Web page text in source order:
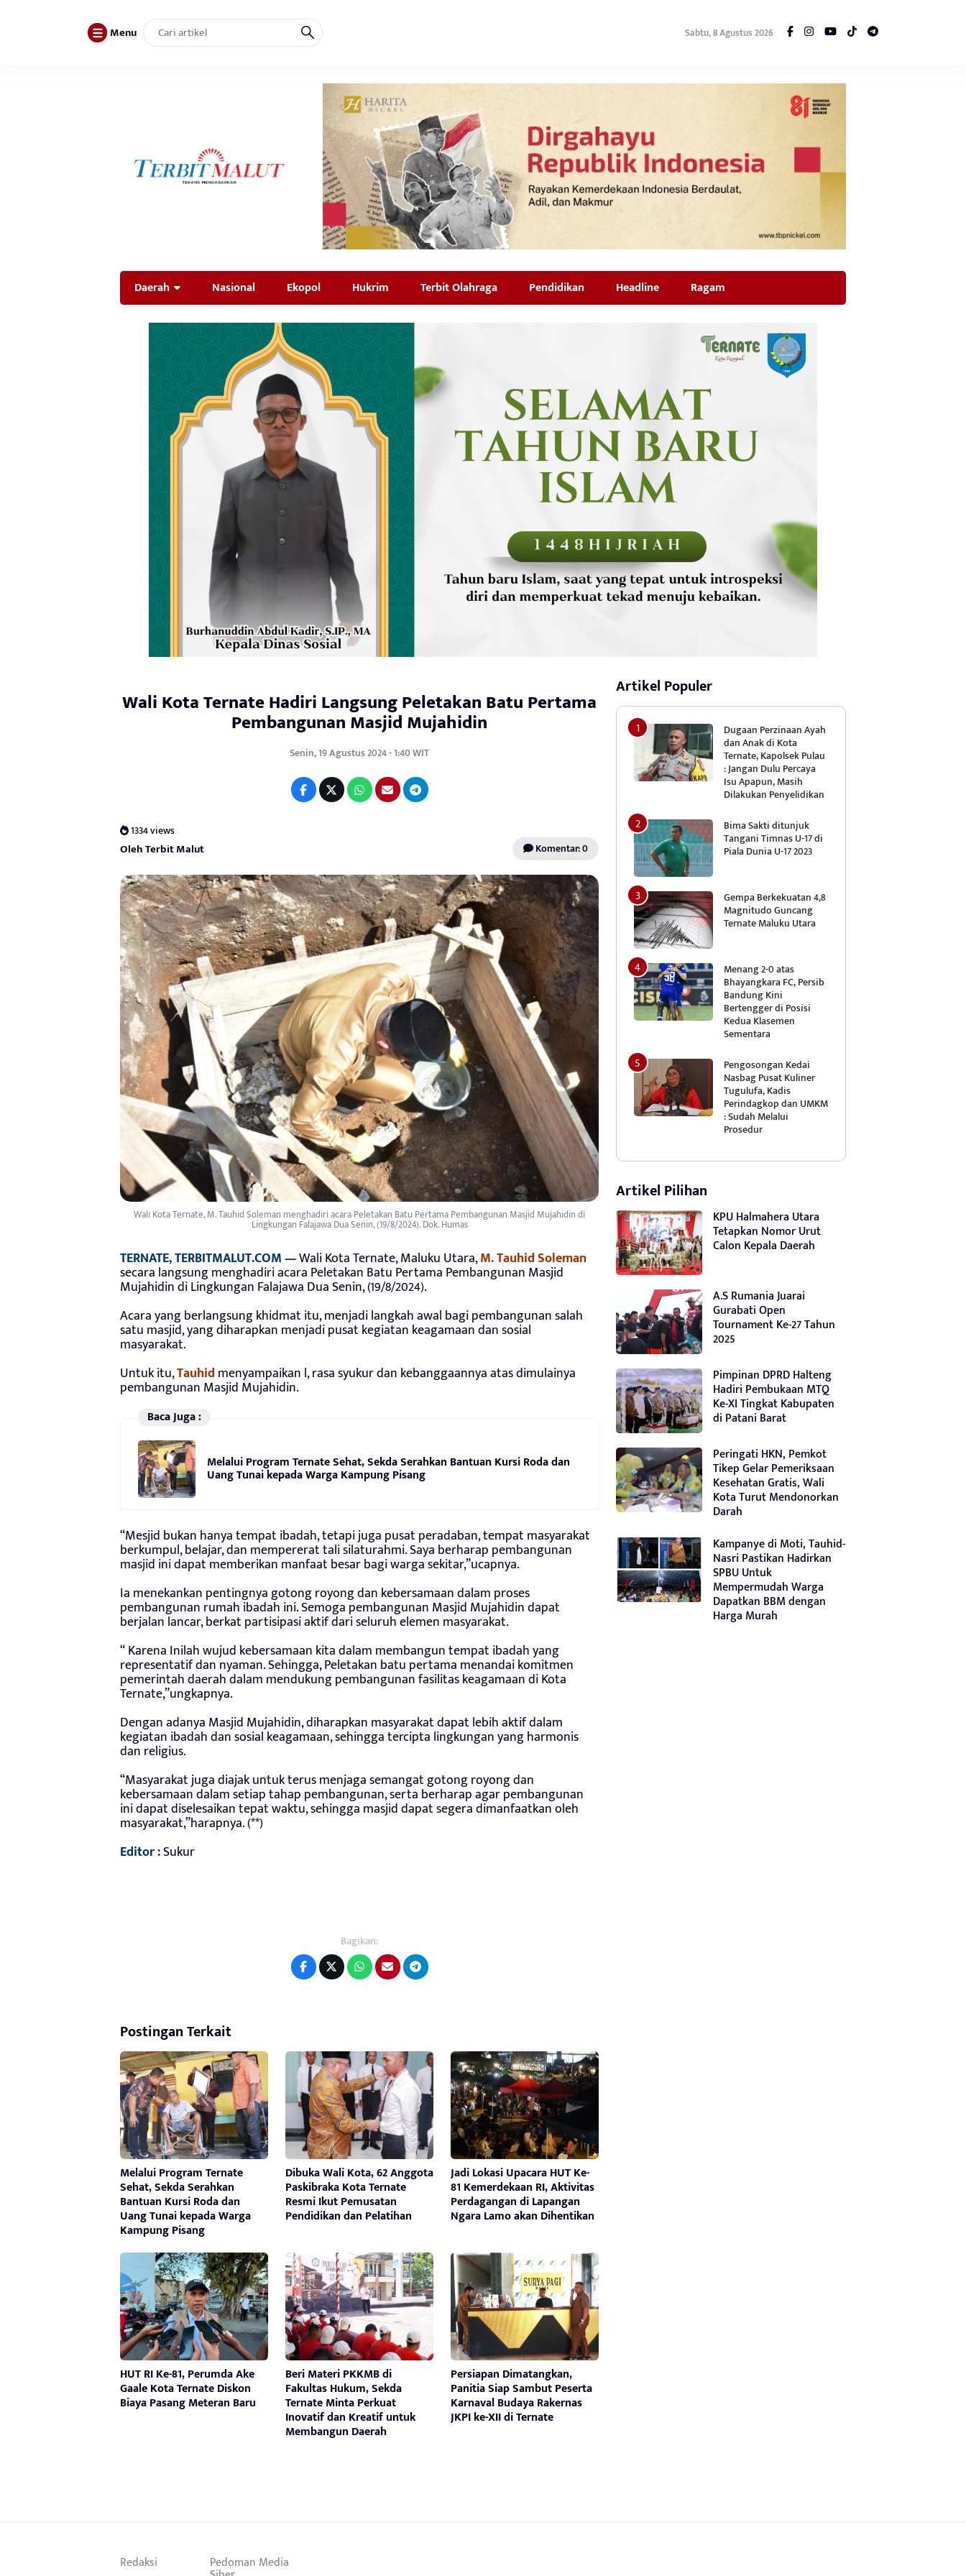
Menu Sabtu, 8 Agustus 2026
Daerah Nasional Ekopol Hukrim Terbit Olahraga Pendidikan Headline Ragam
Wali Kota Ternate Hadiri Langsung Peletakan Batu Pertama
Pembangunan Masjid Mujahidin
Senin, 19 Agustus 2024 - 1:40 WIT
1334 views
Oleh Terbit Malut Komentar: 0
Wali Kota Ternate, M. Tauhid Soleman menghadiri acara Peletakan Batu Pertama Pembangunan Masjid Mujahidin di
Lingkungan Falajawa Dua Senin, (19/8/2024). Dok. Humas
TERNATE, TERBITMALUT.COM —Wali Kota Ternate, Maluku Utara,M. Tauhid Soleman
secara langsung menghadiri acara Peletakan Batu Pertama Pembangunan Masjid
Mujahidin di Lingkungan Falajawa Dua Senin, (19/8/2024).
Acara yang berlangsung khidmat itu, menjadi langkah awal bagi pembangunan salah
satu masjid, yang diharapkan menjadi pusat kegiatan keagamaan dan sosial
masyarakat.
Untuk itu,Tauhid menyampaikan l, rasa syukur dan kebanggaannya atas dimulainya
pembangunan Masjid Mujahidin.
Baca Juga :
Melalui Program Ternate Sehat, Sekda Serahkan Bantuan Kursi Roda dan
Uang Tunai kepada Warga Kampung Pisang
“Mesjid bukan hanya tempat ibadah, tetapi juga pusat peradaban, tempat masyarakat
berkumpul, belajar, dan mempererat tali silaturahmi. Saya berharap pembangunan
masjid ini dapat memberikan manfaat besar bagi warga sekitar,”ucapnya.
Ia menekankan pentingnya gotong royong dan kebersamaan dalam proses
pembangunan rumah ibadah ini. Semoga pembangunan Masjid Mujahidin dapat
berjalan lancar, berkat partisipasi aktif dari seluruh elemen masyarakat.
“ Karena Inilah wujud kebersamaan kita dalam membangun tempat ibadah yang
representatif dan nyaman. Sehingga, Peletakan batu pertama menandai komitmen
pemerintah daerah dalam mendukung pembangunan fasilitas keagamaan di Kota
Ternate,”ungkapnya.
Dengan adanya Masjid Mujahidin, diharapkan masyarakat dapat lebih aktif dalam
kegiatan ibadah dan sosial keagamaan, sehingga tercipta lingkungan yang harmonis
dan religius.
“Masyarakat juga diajak untuk terus menjaga semangat gotong royong dan
kebersamaan dalam setiap tahap pembangunan, serta berharap agar pembangunan
ini dapat diselesaikan tepat waktu, sehingga masjid dapat segera dimanfaatkan oleh
masyarakat,”harapnya. (**)
Editor :Sukur
Bagikan:
Postingan Terkait
Melalui Program Ternate
Sehat, Sekda Serahkan
Bantuan Kursi Roda dan
Uang Tunai kepada Warga
Kampung Pisang
Dibuka Wali Kota, 62 Anggota
Paskibraka Kota Ternate
Resmi Ikut Pemusatan
Pendidikan dan Pelatihan
Jadi Lokasi Upacara HUT Ke-
81 Kemerdekaan RI, Aktivitas
Perdagangan di Lapangan
Ngara Lamo akan Dihentikan
HUT RI Ke-81, Perumda Ake
Gaale Kota Ternate Diskon
Biaya Pasang Meteran Baru
Beri Materi PKKMB di
Fakultas Hukum, Sekda
Ternate Minta Perkuat
Inovatif dan Kreatif untuk
Membangun Daerah
Persiapan Dimatangkan,
Panitia Siap Sambut Peserta
Karnaval Budaya Rakernas
JKPI ke-XII di Ternate
Artikel Populer
Dugaan Perzinaan Ayah
dan Anak di Kota
Ternate, Kapolsek Pulau
: Jangan Dulu Percaya
Isu Apapun, Masih
Dilakukan Penyelidikan
Bima Sakti ditunjuk
Tangani Timnas U-17 di
Piala Dunia U-17 2023
Gempa Berkekuatan 4,8
Magnitudo Guncang
Ternate Maluku Utara
Menang 2-0 atas
Bhayangkara FC, Persib
Bandung Kini
Bertengger di Posisi
Kedua Klasemen
Sementara
Pengosongan Kedai
Nasbag Pusat Kuliner
Tugulufa, Kadis
Perindagkop dan UMKM
: Sudah Melalui
Prosedur
Artikel Pilihan
KPU Halmahera Utara
Tetapkan Nomor Urut
Calon Kepala Daerah
A.S Rumania Juarai
Gurabati Open
Tournament Ke-27 Tahun
2025
Pimpinan DPRD Halteng
Hadiri Pembukaan MTQ
Ke-XI Tingkat Kabupaten
di Patani Barat
Peringati HKN, Pemkot
Tikep Gelar Pemeriksaan
Kesehatan Gratis, Wali
Kota Turut Mendonorkan
Darah
Kampanye di Moti, Tauhid-
Nasri Pastikan Hadirkan
SPBU Untuk
Mempermudah Warga
Dapatkan BBM dengan
Harga Murah
Redaksi Pedoman Media